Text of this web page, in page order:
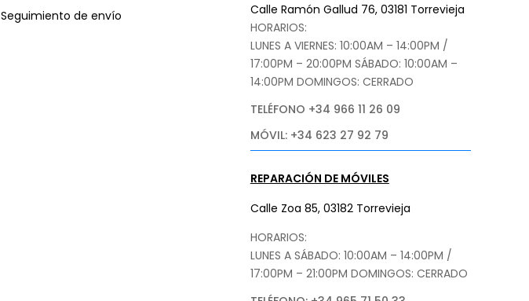
Seguimiento de envío
Calle Ramón Gallud 76, 03181 Torrevieja
HORARIOS:
LUNES A VIERNES: 10:00AM – 14:00PM /
17:00PM – 20:00PM SÁBADO: 10:00AM –
14:00PM DOMINGOS: CERRADO
TELÉFONO +34 966 11 26 09
MÓVIL: +34 623 27 92 79
REPARACIÓN DE MÓVILES
Calle Zoa 85, 03182 Torrevieja
HORARIOS:
LUNES A SÁBADO: 10:00AM – 14:00PM /
17:00PM – 21:00PM DOMINGOS: CERRADO